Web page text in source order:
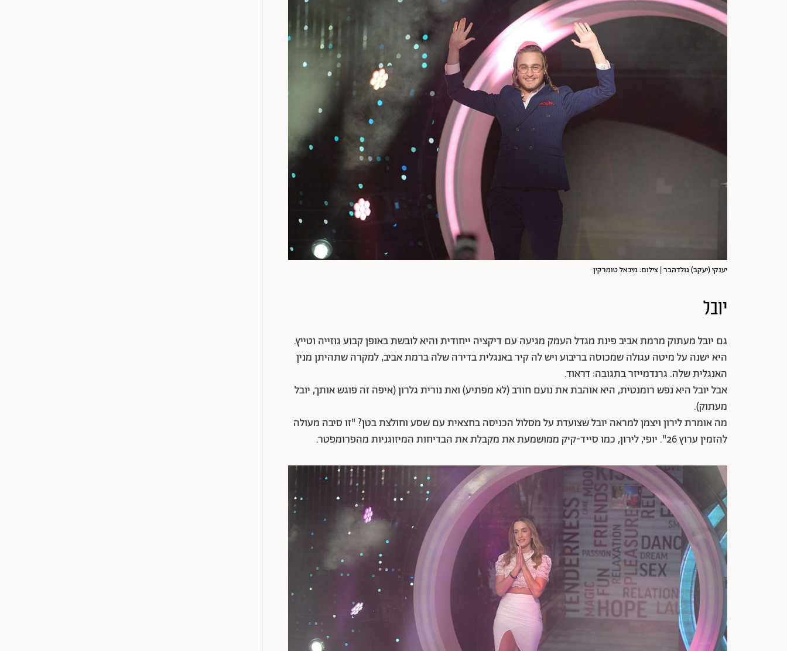
יענקי (יעקב) גולדהבר | צילום: מיכאל טומרקין
יובל
גם יובל מעתוק מרמת אביב פינת מגדל העמק מגיעה עם דיקציה ייחודית והיא לובשת באופן קבוע גוזייה וטייץ.
היא ישנה על מיטה עגולה שמכוסה בריבוע ויש לה קיר באנגלית בדירה שלה ברמת אביב, למקרה שתהיתן מנין
האנגלית שלה. גרנדמייזר בתגובה: דראוד.
אבל יובל היא נפש רומנטית, היא אוהבת את נועם חורב (לא מפתיע) ואת נורית גלרון (איפה זה פוגש אותך, יובל
מעתוק).
מה אומרת לירון ויצמן למראה יובל שצועדת על מסלול הכניסה בחצאית עם שסע וחולצת בטן? "זו סיבה מעולה
להזמין ערוץ 26". יופי, לירון, כמו סייד-קיק ממושמעת את מקבלת את הבדיחות המיזוגניות מהפרומפטר.